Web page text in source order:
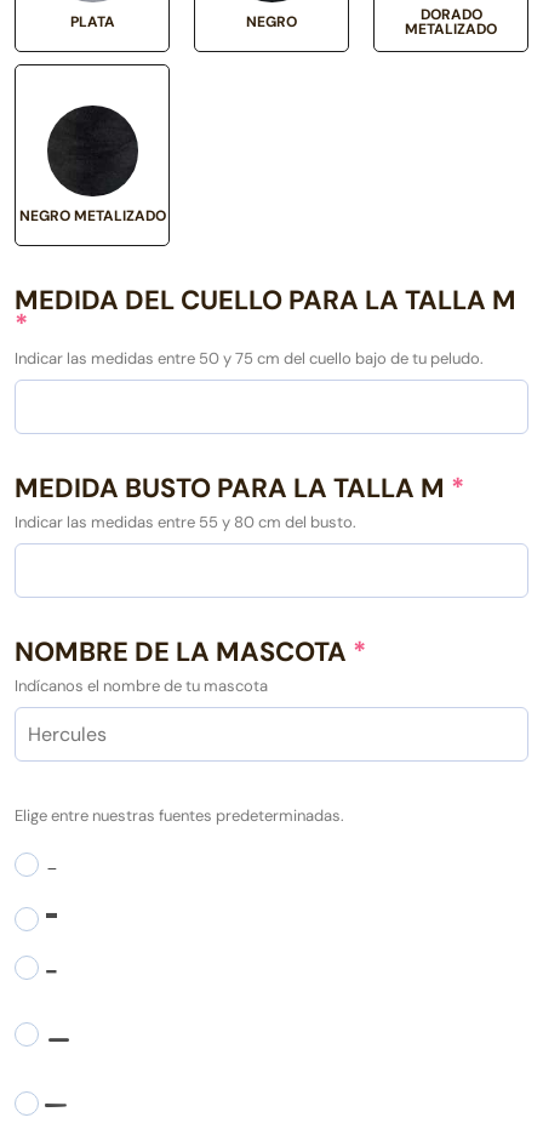
PLATA NEGRO DORADO
METALIZADO
NEGRO METALIZADO
MEDIDA DEL CUELLO PARA LA TALLA M
*
Indicar las medidas entre 50 y 75 cm del cuello bajo de tu peludo.
MEDIDA BUSTO PARA LA TALLA M *
Indicar las medidas entre 55 y 80 cm del busto.
NOMBRE DE LA MASCOTA *
Indícanos el nombre de tu mascota
Elige entre nuestras fuentes predeterminadas.
-
-
-
-
-